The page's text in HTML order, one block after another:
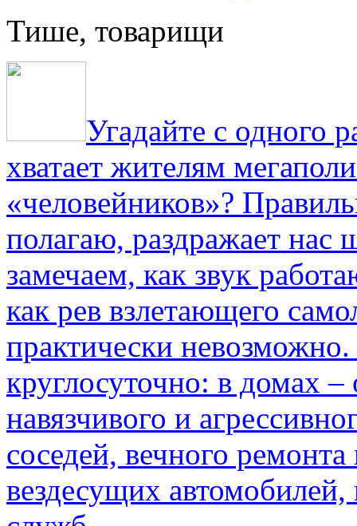
Тише, товарищи
Угадайте с одного
хватает жителям
«человейников»?
полагаю, раздражает нас
замечаем, как звук
как рев взлетающего
практически
круглосуточно: в домах
навязчивого и
соседей, вечного
вездесущих